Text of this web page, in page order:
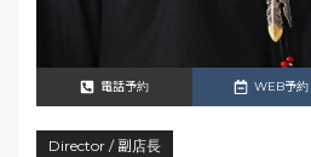
電話予約 WEB予約
Director / 副店長